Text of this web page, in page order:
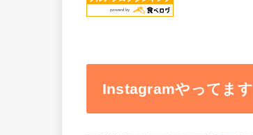
Instagramやってます